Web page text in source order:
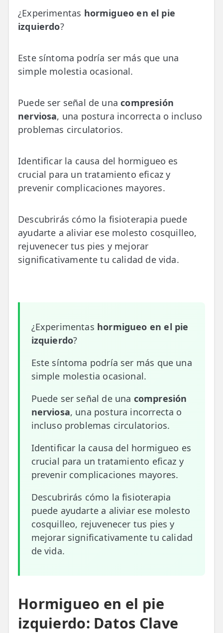
💆‍♀️ Tratamientos
😓 Síntomas
📰 Blog
UBICACIONES
🔍 Buscador Clínicas
📍 Chamberí - Centro
📍 Barrio Salamanca
📍 Carabanchel - Usera
📍 Bravo Murillo
📍 Getafe
🎁 Tarjetas Regalo
🛒 Carrito
❤️ Ofertas
CONTACTO
☎️ 91 005 23 63
ESPECIALIDADES
🩻 Fisioterapia Traumatológica
😧 Fisioterapia ATM
🦴 Osteopatía
🫶 Suelo Pélvico
🧠 Fisioterapia Neurológica
🧍 Fisioterapia Vestibular
¿Experimentas hormigueo en el pie
izquierdo?
Este síntoma podría ser más que una
simple molestia ocasional.
Puede ser señal de unacompresión
nerviosa, una postura incorrecta o incluso
problemas circulatorios.
Identificar la causa del hormigueo es
crucial para un tratamiento eficaz y
prevenir complicaciones mayores.
Descubrirás cómo la fisioterapia puede
ayudarte a aliviar ese molesto cosquilleo,
rejuvenecer tus pies y mejorar
significativamente tu calidad de vida.
¿Experimentas hormigueo en el pie
izquierdo?
Este síntoma podría ser más que una
simple molestia ocasional.
Puede ser señal de una compresión
nerviosa, una postura incorrecta o
incluso problemas circulatorios.
Identificar la causa del hormigueo es
crucial para un tratamiento eficaz y
prevenir complicaciones mayores.
Descubrirás cómo la fisioterapia
puede ayudarte a aliviar ese molesto
cosquilleo, rejuvenecer tus pies y
mejorar significativamente tu calidad
de vida.
Hormigueo en el pie
izquierdo: Datos Clave